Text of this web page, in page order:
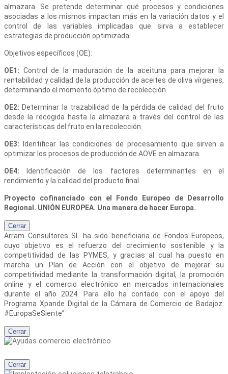
almazara. Se pretende determinar qué procesos y condiciones
asociadas a los mismos impactan más en la variación datos y el
control de las variables implicadas que sirva a establecer
estrategias de producción optimizada
Objetivos específicos (OE):
OE1: Control de la maduración de la aceituna para mejorar la
rentabilidad y calidad de la producción de aceites de oliva vírgenes,
determinando el momento óptimo de recolección.
OE2: Determinar la trazabilidad de la pérdida de calidad del fruto
desde la recogida hasta la almazara a través del control de las
características del fruto en la recolección.
OE3:
Identificar las condiciones de procesamiento que sirven a
optimizar los procesos de producción de AOVE en almazara.
OE4:
Identificación de los factores determinantes en el
rendimiento y la calidad del producto final.
Proyecto cofinanciado con el Fondo Europeo de Desarrollo
Regional. UNIÓN EUROPEA. Una manera de hacer Europa.
Cerrar
Arram Consultores SL ha sido beneficiaria de Fondos Europeos,
cuyo objetivo es el refuerzo del crecimiento sostenible y la
competitividad de las PYMES, y gracias al cual ha puesto en
marcha un Plan de Acción con el objetivo de mejorar su
competitividad mediante la transformación digital, la promoción
online y el comercio electrónico en mercados internacionales
durante el año 2024. Para ello ha contado con el apoyo del
Programa Xpande Digital de la Cámara de Comercio de Badajoz.
#EuropaSeSiente”
Cerrar
Cerrar